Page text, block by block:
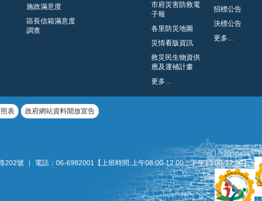
施政滿意度
區長信箱滿意度
調查
市府災害防救電
子報
各里防災地圖
災情看版資訊
救災民生物資供
應及運補計畫
更多...
招標公告
決標公告
更多...
表
政府網站資料開放宣告
202號 ｜ 電話：06‐6982001【上班時間:上午08:00‐12:00；下午13:00‐17:00】